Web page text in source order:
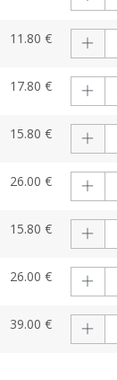
11.80 €
17.80 €
15.80 €
26.00 €
15.80 €
26.00 €
39.00 €